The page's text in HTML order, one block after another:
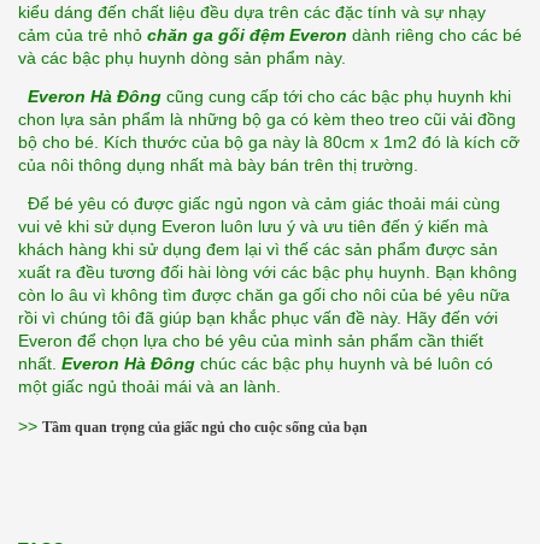
kiểu dáng đến chất liệu đều dựa trên các đặc tính và sự nhạy
cảm của trẻ nhỏ chăn ga gối đệm Everon dành riêng cho các bé
và các bậc phụ huynh dòng sản phẩm này.
Everon Hà Đông cũng cung cấp tới cho các bậc phụ huynh khi
chon lựa sản phẩm là những bộ ga có kèm theo treo cũi vải đồng
bộ cho bé. Kích thước của bộ ga này là 80cm x 1m2 đó là kích cỡ
của nôi thông dụng nhất mà bày bán trên thị trường.
Để bé yêu có được giấc ngủ ngon và cảm giác thoải mái cùng
vui vẻ khi sử dụng Everon luôn lưu ý và ưu tiên đến ý kiến mà
khách hàng khi sử dụng đem lại vì thế các sản phẩm được sản
xuất ra đều tương đối hài lòng với các bậc phụ huynh. Bạn không
còn lo âu vì không tìm được chăn ga gối cho nôi của bé yêu nữa
rồi vì chúng tôi đã giúp bạn khắc phục vấn đề này. Hãy đến với
Everon để chọn lựa cho bé yêu của mình sản phẩm cần thiết
nhất. Everon Hà Đông chúc các bậc phụ huynh và bé luôn có
một giấc ngủ thoải mái và an lành.
>> Tầm quan trọng của giấc ngủ cho cuộc sống của bạn